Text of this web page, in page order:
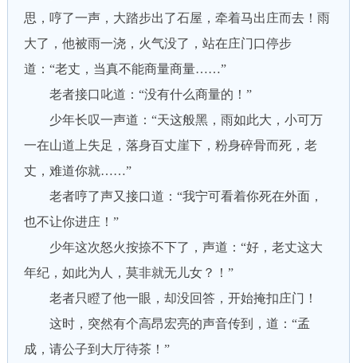
思，哼了一声，大踏步出了石屋，牵着马出庄而去！雨
大了，他被雨一浇，火气没了，站在庄门口停步
道：“老丈，当真不能商量商量……”
老者接口叱道：“没有什么商量的！”
少年长叹一声道：“天这般黑，雨如此大，小可万
一在山道上失足，落身百丈崖下，粉身碎骨而死，老
丈，难道你就……”
老者哼了声又接口道：“我宁可看着你死在外面，
也不让你进庄！”
少年这次怒火按捺不下了，声道：“好，老丈这大
年纪，如此为人，莫非就无儿女？！”
老者只瞪了他一眼，却没回答，开始掩扣庄门！
这时，突然有个高昂宏亮的声音传到，道：“孟
成，请公子到大厅待茶！”